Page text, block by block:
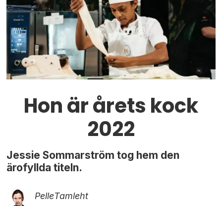
Hon är årets kock
2022
Jessie Sommarström tog hem den
ärofyllda titeln.
PelleTamleht